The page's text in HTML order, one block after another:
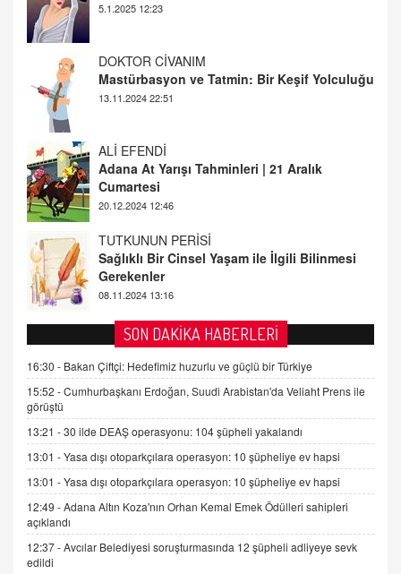
13.11.2024 22:51
ALİ EFENDİ
Adana At Yarışı Tahminleri | 21 Aralık
Cumartesi
TUTKUNUN PERİSİ
Sağlıklı Bir Cinsel Yaşam ile İlgili Bilinmesi
Gerekenler
08.11.2024 13:16
FARUK ÖNALAN
Tezkere Onaylanmasaydı…
2 Kasım 2021 Salı 00:11
AV. DOĞAN CAN DOĞAN
Kişisel verilerin korunması ve dijital hukukun
gelişimi
15.09.2025 16:17
SEHER EREK
Kış Ayları Geldi, Hangi Önlemler Alınmalı?
9.12.2025 10:11
İNCİ GÜL AKÖL
06.07.2026 13:00
SON DAKİKA HABERLERİ
16:30 - Bakan Çiftçi: Hedefimiz huzurlu ve güçlü bir Türkiye
15:52 -Cumhurbaşkanı Erdoğan, Suudi Arabistan'da Veliaht Prens ile
görüştü
13:21 -30 ilde DEAŞ operasyonu: 104 şüpheli yakalandı
13:01 -Yasa dışı otoparkçılara operasyon: 10 şüpheliye ev hapsi
13:01 -Yasa dışı otoparkçılara operasyon: 10 şüpheliye ev hapsi
12:49 -Adana Altın Koza'nın Orhan Kemal Emek Ödülleri sahipleri
açıklandı
12:37 -Avcılar Belediyesi soruşturmasında 12 şüpheli adliyeye sevk
edildi